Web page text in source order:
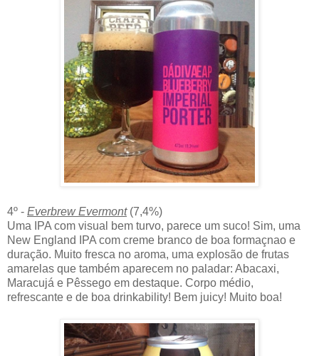
4º - Everbrew Evermont(7,4%)
Uma IPA com visual bem turvo, parece um suco! Sim, uma
New England IPA com creme branco de boa formaçnao e
duração. Muito fresca no aroma, uma explosão de frutas
amarelas que também aparecem no paladar: Abacaxi,
Maracujá e Pêssego em destaque. Corpo médio,
refrescante e de boa drinkability! Bem juicy! Muito boa!